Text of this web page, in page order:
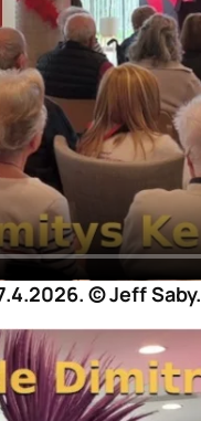
© Jeff Saby.